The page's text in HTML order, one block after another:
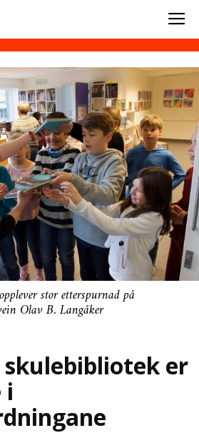
stor etterspurnad på
Olav B. Langåker
skulebibliotek er
i